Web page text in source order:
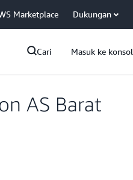
Marketplace Dukungan
Cari Masuk ke konsol
AS Barat